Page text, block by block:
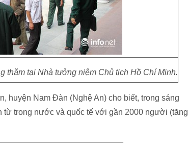
thăm tại Nhà tưởng niệm Chủ tịch Hồ Chí Minh.
huyện Nam Đàn (Nghệ An) cho biết, trong sáng
từ trong nước và quốc tế với gần 2000 người (tăng